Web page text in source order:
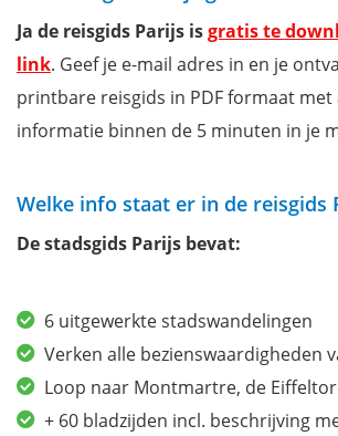
Ja de reisgids Parijs isgratis te
link. Geef je e-mail adres in en je
printbare reisgids in PDF formaat
informatie binnen de 5 minuten in je
Welke info staat er in de reisgids
De stadsgids Parijs bevat:
6 uitgewerkte stadswandelingen
Verken alle bezienswaardigheden
Loop naar Montmartre, de
+ 60 bladzijden incl. beschrijving